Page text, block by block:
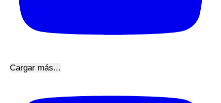
Cargar más...